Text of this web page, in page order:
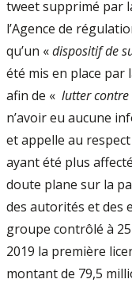
tweet supprimé par
l’Agence de
qu’un «dispositif de
été mis en place par
afin de « lutter contre
n’avoir eu aucune
et appelle au
ayant été plus
doute plane sur la
des autorités et des
groupe contrôlé à
2019 la première
montant de 79,5